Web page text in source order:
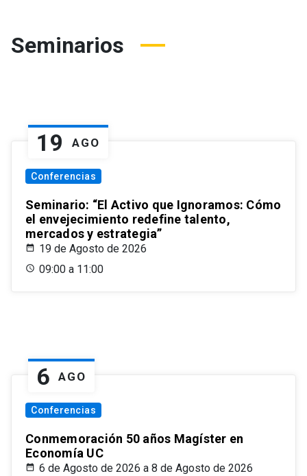
Seminarios
19 AGO
Conferencias
Seminario: “El Activo que Ignoramos: Cómo
el envejecimiento redefine talento,
mercados y estrategia”
19 de Agosto de 2026
09:00 a 11:00
6 AGO
Conferencias
Conmemoración 50 años Magíster en
Economía UC
6 de Agosto de 2026 a 8 de Agosto de 2026